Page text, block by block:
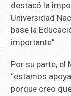
destacó la
Universidad
base la
importante”.
Por su parte, el
“estamos
porque creo